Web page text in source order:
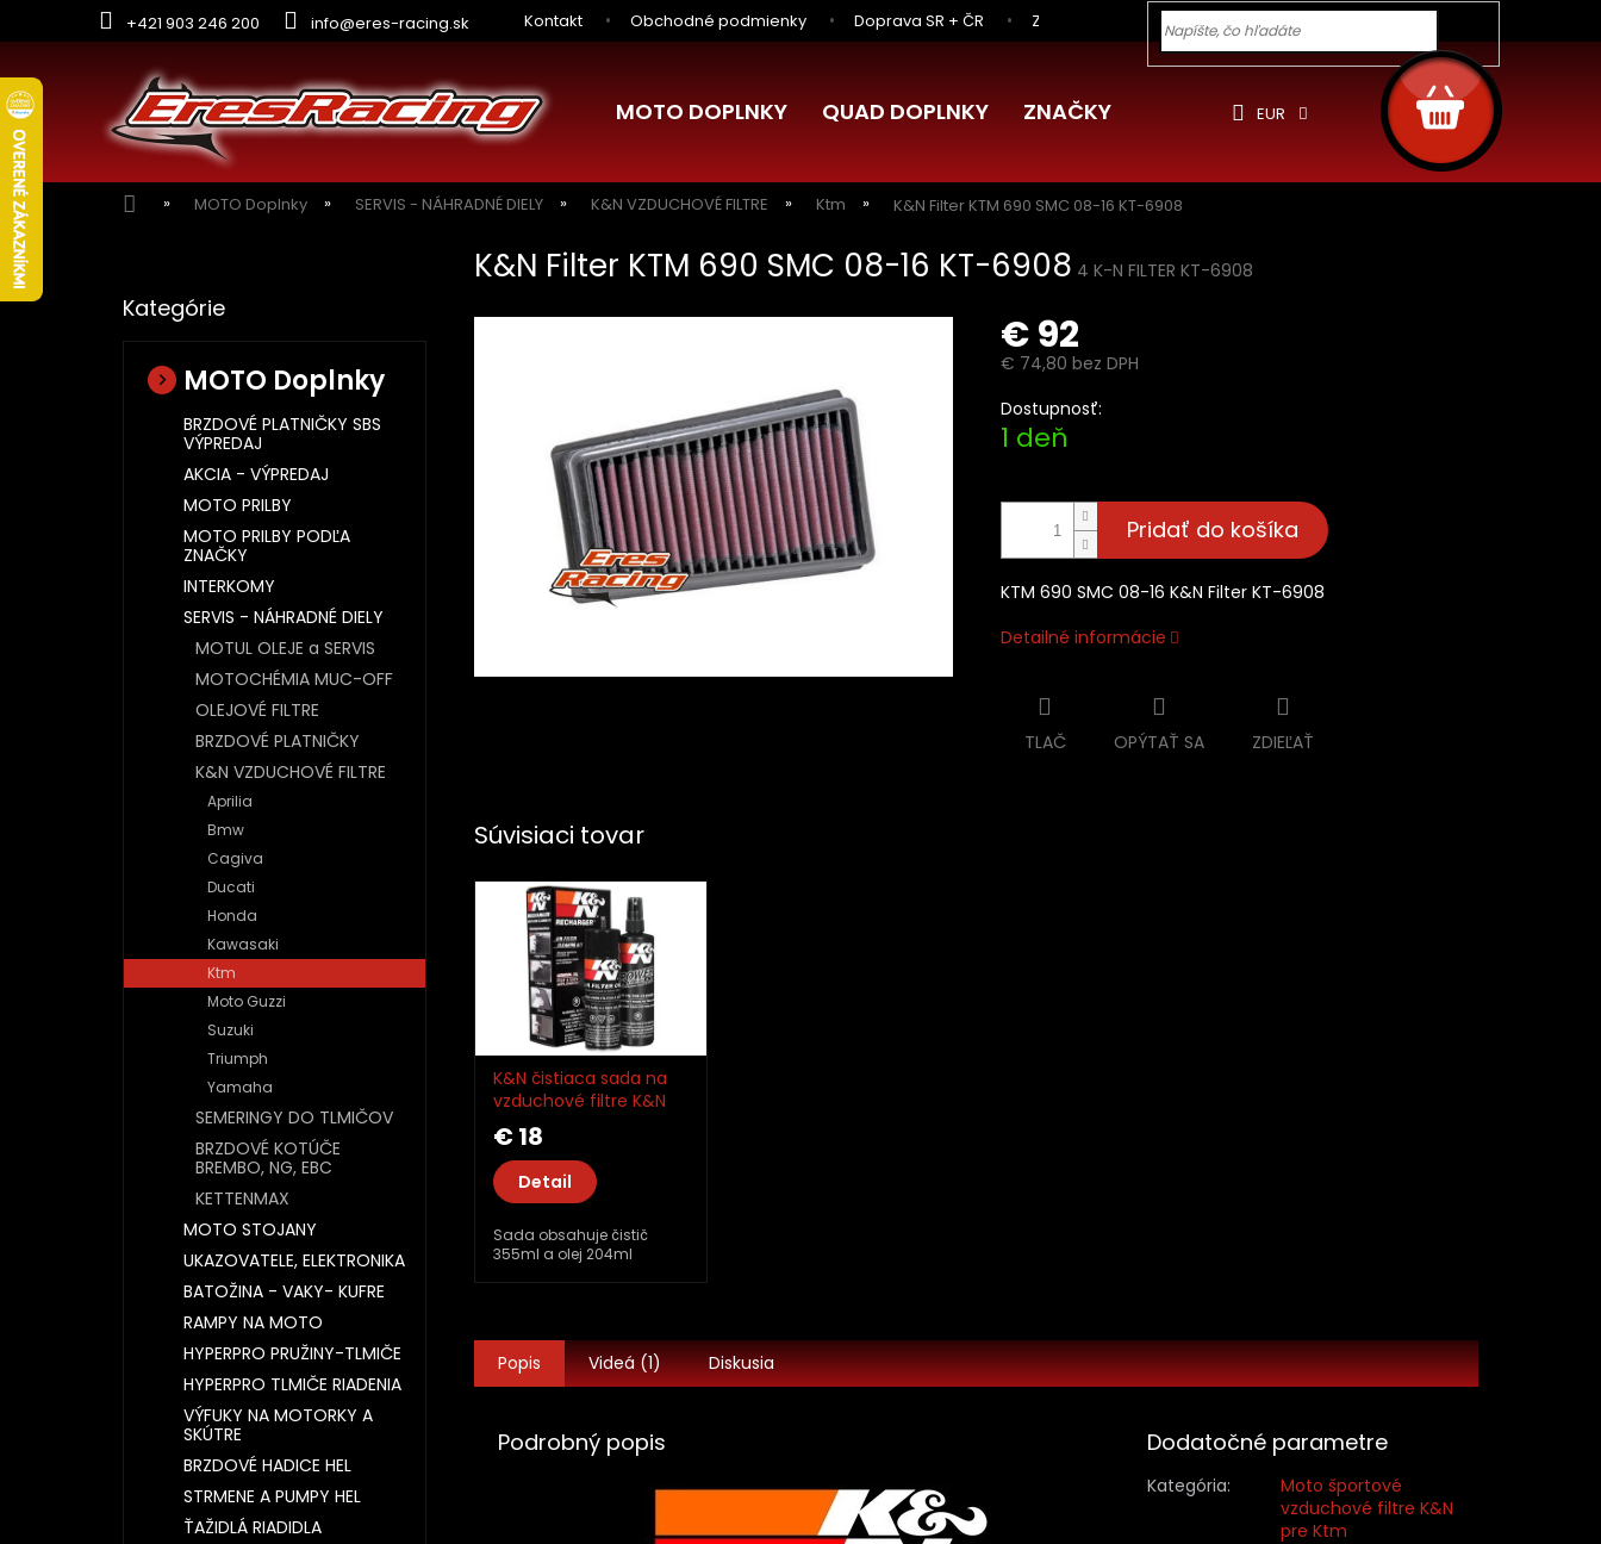
+421 903 246 200 info@eres-racing.sk Kontakt Obchodné podmienky Doprava SR + ČR Zľavy pre Vás Ochrana osobných údajov
EUR
NÁKUPNÝ
KOŠÍK
MOTO DOPLNKY QUAD DOPLNKY ZNAČKY
DomovMOTO Doplnky SERVIS - NÁHRADNÉ DIELY K&N VZDUCHOVÉ FILTRE Ktm K&N Filter KTM 690 SMC 08-16 KT-6908
kategórie
Kategórie
MOTO Doplnky
BRZDOVÉ PLATNIČKY SBS
VÝPREDAJ
AKCIA - VÝPREDAJ
MOTO PRILBY
MOTO PRILBY PODĽA
ZNAČKY
INTERKOMY
SERVIS - NÁHRADNÉ DIELY
MOTUL OLEJE a SERVIS
MOTOCHÉMIA MUC-OFF
OLEJOVÉ FILTRE
BRZDOVÉ PLATNIČKY
K&N VZDUCHOVÉ FILTRE
Aprilia
Bmw
Cagiva
Ducati
Honda
Kawasaki
Ktm
Moto Guzzi
Suzuki
Triumph
Yamaha
SEMERINGY DO TLMIČOV
BRZDOVÉ KOTÚČE
BREMBO, NG, EBC
KETTENMAX
MOTO STOJANY
UKAZOVATELE, ELEKTRONIKA
BATOŽINA - VAKY- KUFRE
RAMPY NA MOTO
HYPERPRO PRUŽINY-TLMIČE
HYPERPRO TLMIČE RIADENIA
VÝFUKY NA MOTORKY A
SKÚTRE
BRZDOVÉ HADICE HEL
STRMENE A PUMPY HEL
ŤAŽIDLÁ RIADIDLA
K&N Filter KTM 690 SMC 08-16 KT-6908 4 K-N FILTER KT-6908
€ 92
€ 74,80 bez DPH
Jednotková
cena:
Dostupnosť:
1 deň
Pridať do košíka
KTM 690 SMC 08-16 K&N Filter KT-6908
Detailné informácie
TLAČ OPÝTAŤ SA ZDIEĽAŤ
Súvisiaci tovar
K&N čistiaca sada na
vzduchové filtre K&N
čistič, olej
€ 18
Detail
Sada obsahuje čistič
355ml a olej 204ml
Popis Videá (1) Diskusia
Podrobný popis Dodatočné parametre
Kategória:
Moto športové
vzduchové filtre K&N
pre Ktm